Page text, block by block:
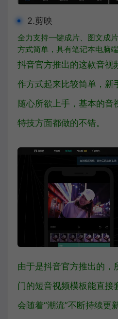
2.剪映
全力支持一键成片、图文成
方式简单，具有笔记本电脑
抖音官方推出的这款音视
作方式起来比较简单，新
随心所欲上手，基本的音
特技方面都做的不错。
由于是抖音官方推出的，
门的短音视频模板能直接
会随着“潮流”不断持续更